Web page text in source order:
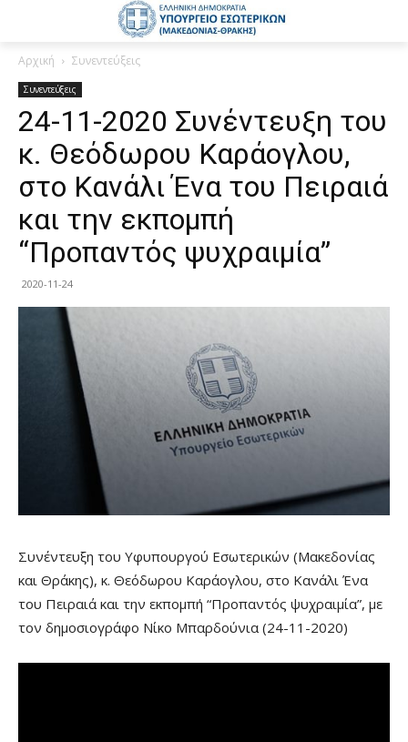
Αρχική Συνεντεύξεις
Συνεντεύξεις
24-11-2020 Συνέντευξη του
κ. Θεόδωρου Καράογλου,
στo Κανάλι Ένα του Πειραιά
και την εκπομπή
“Προπαντός ψυχραιμία”
2020-11-24
Συνέντευξη του Υφυπουργού Εσωτερικών (Μακεδονίας
και Θράκης), κ. Θεόδωρου Καράογλου, στo Κανάλι Ένα
του Πειραιά και την εκπομπή “Προπαντός ψυχραιμία”, με
τον δημοσιογράφο Νίκο Μπαρδούνια (24-11-2020)